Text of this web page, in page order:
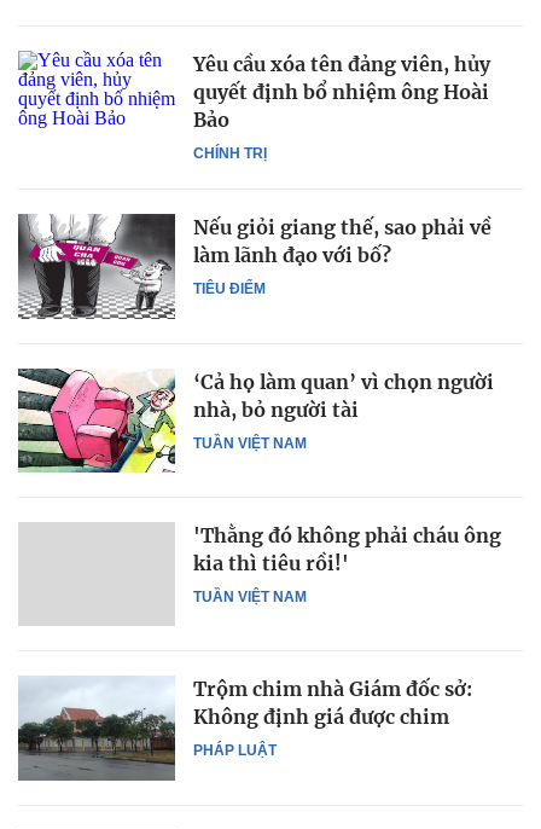
CHÍNH TRỊ
Yêu cầu xóa tên đảng viên, hủy
quyết định bổ nhiệm ông Hoài
Bảo
TIÊU ĐIỂM
Nếu giỏi giang thế, sao phải về
làm lãnh đạo với bố?
TUẦN VIỆT NAM
‘Cả họ làm quan’ vì chọn người
nhà, bỏ người tài
TUẦN VIỆT NAM
'Thằng đó không phải cháu ông
kia thì tiêu rồi!'
PHÁP LUẬT
Trộm chim nhà Giám đốc sở:
Không định giá được chim